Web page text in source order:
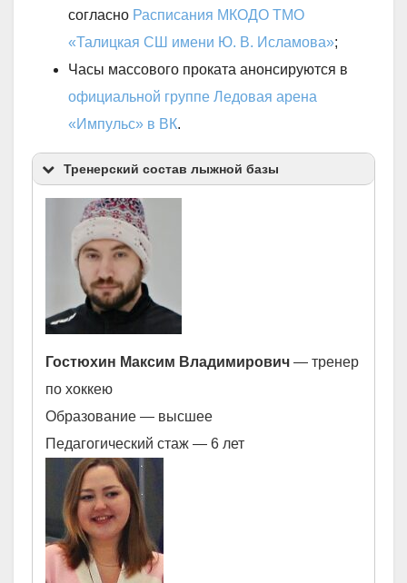
согласно Расписания МКОДО ТМО
«Талицкая СШ имени Ю. В. Исламова»;
Часы массового проката анонсируются в
официальной группе Ледовая арена
«Импульс» в ВК.
Тренерский состав лыжной базы
Гостюхин Максим Владимирович — тренер
по хоккею
Образование — высшее
Педагогический стаж — 6 лет